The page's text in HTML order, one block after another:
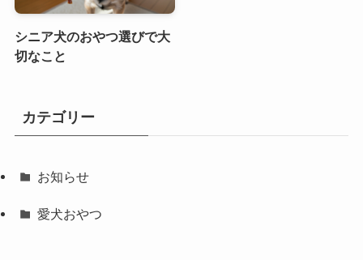
シニア犬のおやつ選びで大
切なこと
カテゴリー
お知らせ
愛犬おやつ